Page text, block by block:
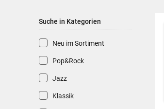
Suche in Kategorien
Neu im Sortiment
Pop&Rock
Jazz
Klassik